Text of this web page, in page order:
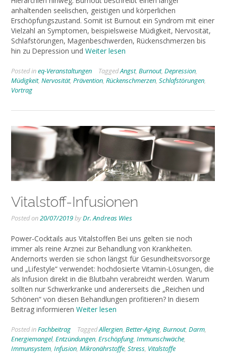
anhaltenden seelischen, geistigen und körperlichen
Erschöpfungszustand. Somit ist Burnout ein Syndrom mit einer
Vielzahl an Symptomen, beispielsweise Müdigkeit, Nervosität,
Schlafstörungen, Magenbeschwerden, Rückenschmerzen bis
hin zu Depression und Weiter lesen
Posted ineq-Veranstaltungen TaggedAngst, Burnout, Depression,
Müdigkeit, Nervosität, Prävention, Rückenschmerzen, Schlafstörungen,
Vortrag
Vitalstoff-Infusionen
Posted on20/07/2019byDr. Andreas Wies
Power-Cocktails aus Vitalstoffen Bei uns gelten sie noch
immer als reine Arznei zur Behandlung von Krankheiten.
Andernorts werden sie schon längst für Gesundheitsvorsorge
und „Lifestyle“ verwendet: hochdosierte Vitamin-Lösungen, die
als Infusion direkt in die Blutbahn verabreicht werden. Warum
sollten nur Schwerkranke und andererseits die „Reichen und
Schönen“ von diesen Behandlungen profitieren? In diesem
Beitrag informieren Weiter lesen
Posted inFachbeitrag TaggedAllergien, Better-Aging, Burnout, Darm,
Energiemangel, Entzündungen, Erschöpfung, Immunschwäche,
Immunsystem, Infusion, Mikronährstoffe, Stress, Vitalstoffe